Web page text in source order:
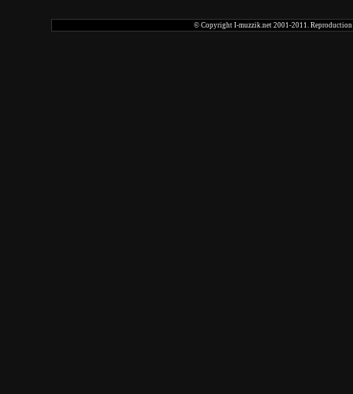
© Copyright I-muzzik.net 2001-2011. Reproduction